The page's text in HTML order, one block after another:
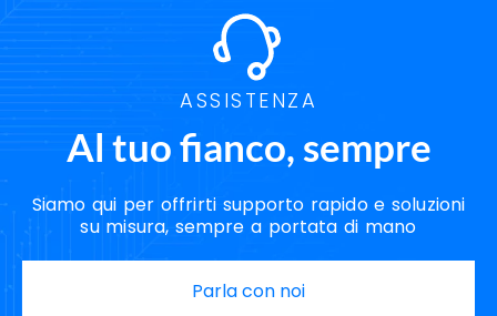
ASSISTENZA
Al tuo fianco, sempre
Siamo qui per offrirti supporto rapido e soluzioni
su misura, sempre a portata di mano
Parla con noi